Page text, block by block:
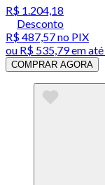
R$ 1.204,18
Desconto
R$ 487,57no PIX
ou R$ 535,79em até
COMPRAR AGORA